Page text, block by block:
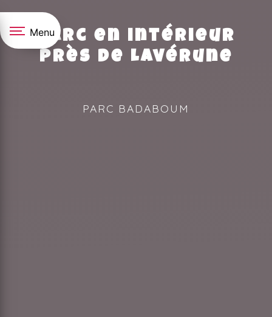
Menu
Parc en intérieur
près de Lavérune
PARC BADABOUM